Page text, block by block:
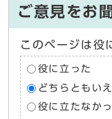
ご意見をお
このページは役
役に立った
どちらともい
役に立たなか